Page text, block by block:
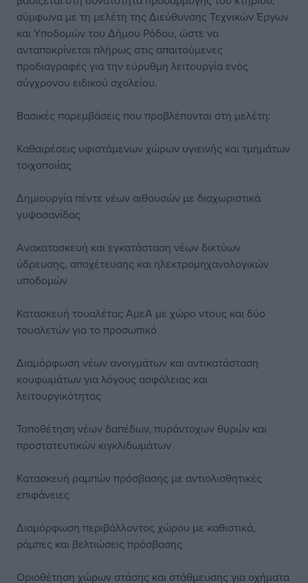
σύμφωνα με τη μελέτη της Διεύθυνσης Τεχνικών Έργων
και Υποδομών του Δήμου Ρόδου, ώστε να
ανταποκρίνεται πλήρως στις απαιτούμενες
προδιαγραφές για την εύρυθμη λειτουργία ενός
σύγχρονου ειδικού σχολείου.
Βασικές παρεμβάσεις που προβλέπονται στη μελέτη:
Καθαιρέσεις υφιστάμενων χώρων υγιεινής και τμημάτων
τοιχοποιίας
Δημιουργία πέντε νέων αιθουσών με διαχωριστικά
γυψοσανίδας
Ανακατασκευή και εγκατάσταση νέων δικτύων
ύδρευσης, αποχέτευσης και ηλεκτρομηχανολογικών
υποδομών
Κατασκευή τουαλέτας ΑμεΑ με χώρο ντους και δύο
τουαλετών για το προσωπικό
Διαμόρφωση νέων ανοιγμάτων και αντικατάσταση
κουφωμάτων για λόγους ασφάλειας και
λειτουργικότητας
Τοποθέτηση νέων δαπέδων, πυράντοχων θυρών και
προστατευτικών κιγκλιδωμάτων
Κατασκευή ραμπών πρόσβασης με αντιολισθητικές
επιφάνειες
Διαμόρφωση περιβάλλοντος χώρου με καθιστικά,
ράμπες και βελτιώσεις πρόσβασης
Οριοθέτηση χώρων στάσης και στάθμευσης για οχήματα